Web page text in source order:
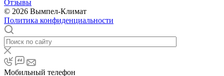
Отзывы
© 2026 Вымпел-Климат
Политика конфиденциальности
Мобильный телефон